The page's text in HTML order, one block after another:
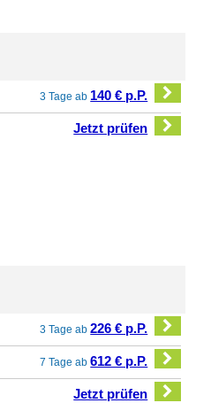
3 Tage ab 140 € p.P.
Jetzt prüfen
3 Tage ab226 € p.P.
7 Tage ab612 € p.P.
Jetzt prüfen